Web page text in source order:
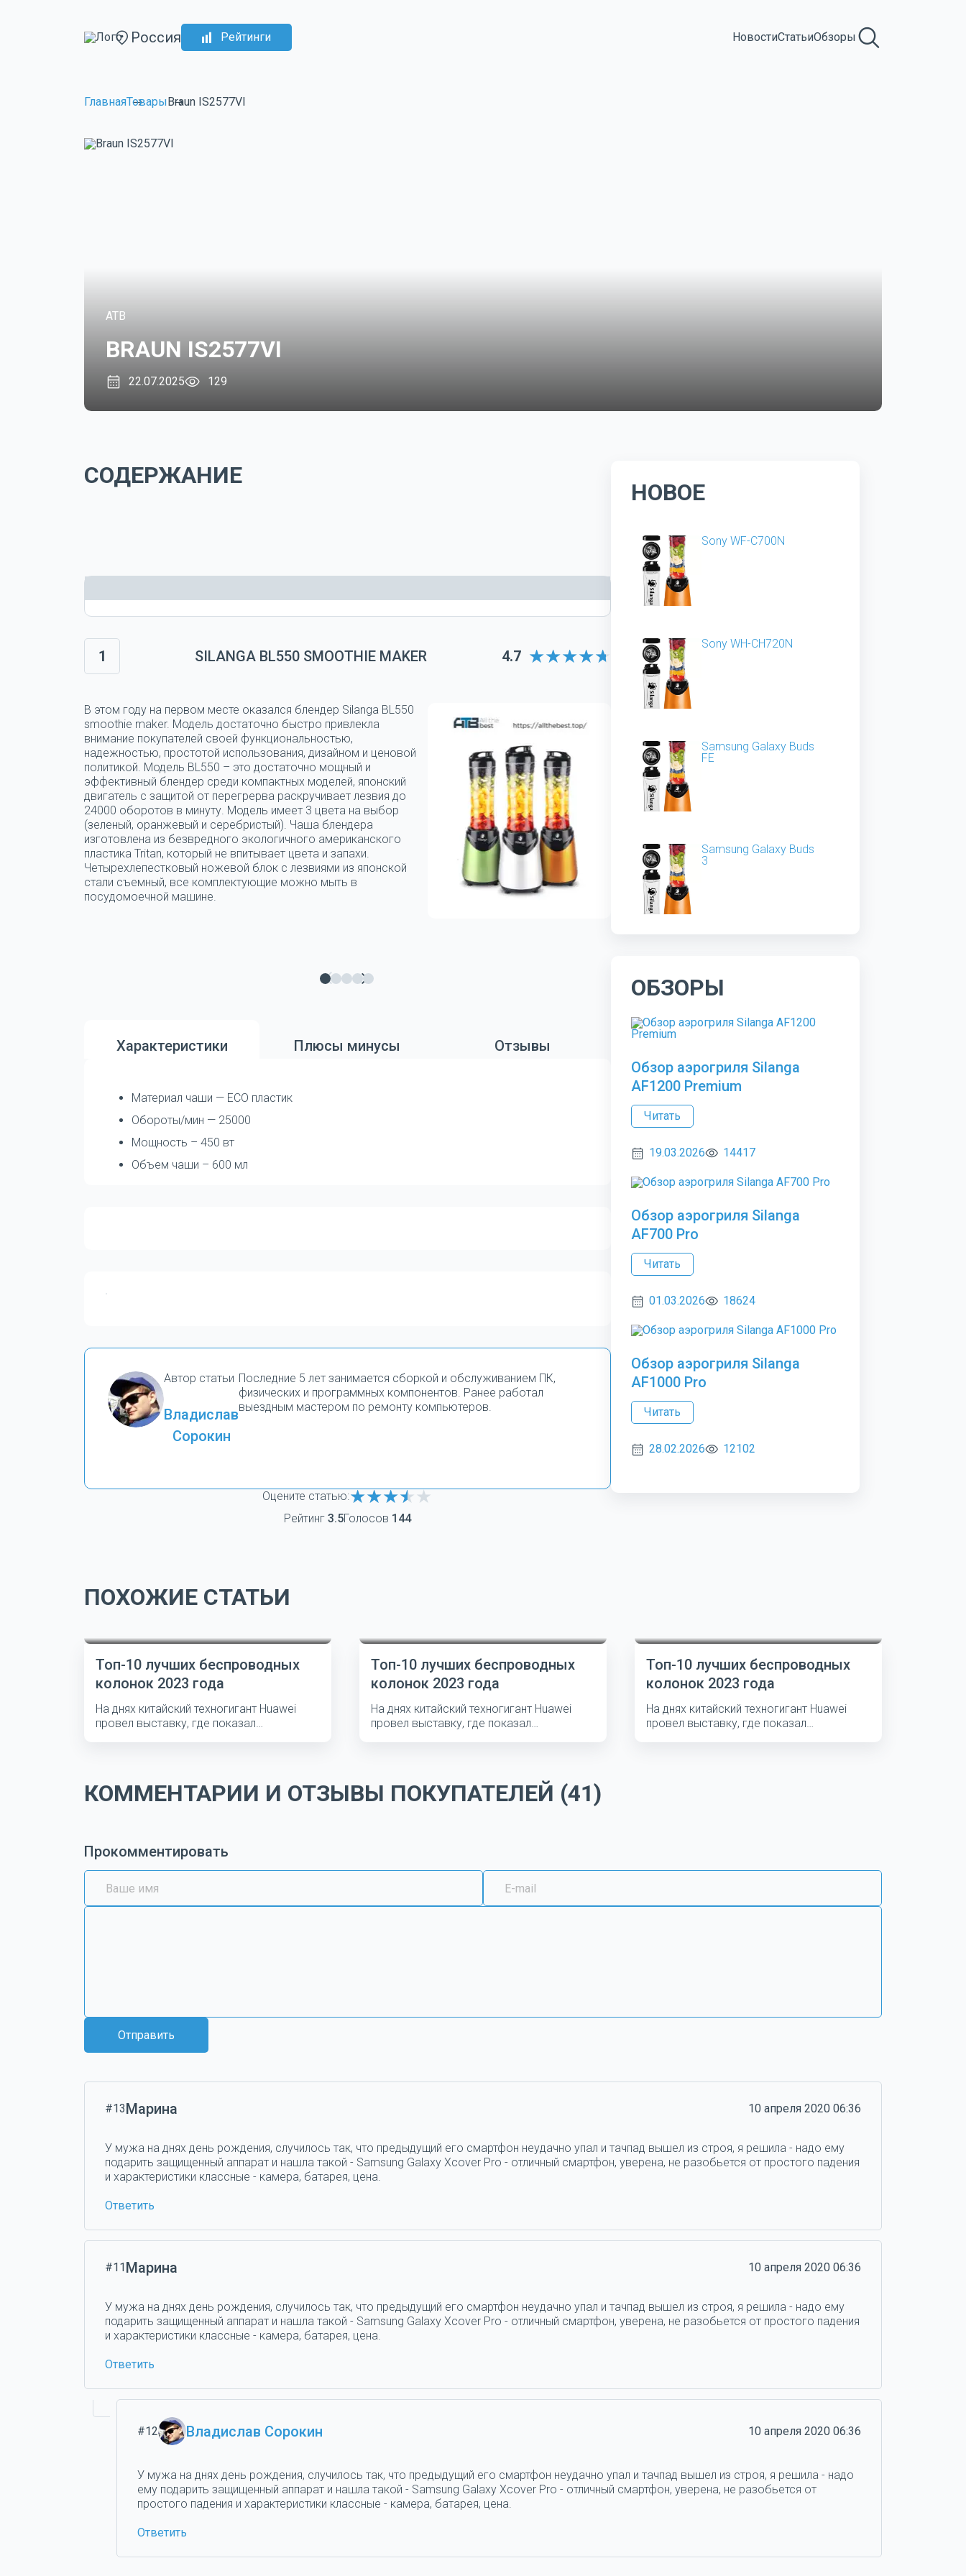
Россия Рейтинги НовостиСтатьиОбзоры
ГлавнаяТоварыBraun IS2577VI
ATB
BRAUN IS2577VI
22.07.2025 129
СОДЕРЖАНИЕ
1 SILANGA BL550 SMOOTHIE MAKER 4.7
В этом году на первом месте оказался блендер Silanga BL550
smoothie maker. Модель достаточно быстро привлекла
внимание покупателей своей функциональностью,
надежностью, простотой использования, дизайном и ценовой
политикой. Модель BL550 – это достаточно мощный и
эффективный блендер среди компактных моделей, японский
двигатель с защитой от перегрерва раскручивает лезвия до
24000 оборотов в минуту. Модель имеет 3 цвета на выбор
(зеленый, оранжевый и серебристый). Чаша блендера
изготовлена из безвредного экологичного американского
пластика Tritan, который не впитывает цвета и запахи.
Четырехлепестковый ножевой блок с лезвиями из японской
стали съемный, все комплектующие можно мыть в
посудомоечной машине.
Характеристики Плюсы минусы Отзывы
Материал чаши — ECO пластик
Обороты/мин — 25000
Мощность – 450 вт
Объем чаши – 600 мл
Автор статьи
Владислав
Сорокин
Последние 5 лет занимается сборкой и обслуживанием ПК,
физических и программных компонентов. Ранее работал
выездным мастером по ремонту компьютеров.
Оцените статью:
Рейтинг 3.5Голосов 144
НОВОЕ
Sony WF-C700N
Sony WH-CH720N
Samsung Galaxy Buds
FE
Samsung Galaxy Buds
3
ОБЗОРЫ
Обзор аэрогриля Silanga
AF1200 Premium
Читать
19.03.2026 14417
Обзор аэрогриля Silanga
AF700 Pro
Читать
01.03.2026 18624
Обзор аэрогриля Silanga
AF1000 Pro
Читать
28.02.2026 12102
ПОХОЖИЕ СТАТЬИ
Топ-10 лучших беспроводных
колонок 2023 года
На днях китайский техногигант Huawei
провел выставку, где показал
Топ-10 лучших беспроводных
колонок 2023 года
На днях китайский техногигант Huawei
провел выставку, где показал
Топ-10 лучших беспроводных
колонок 2023 года
На днях китайский техногигант Huawei
провел выставку, где показал
КОММЕНТАРИИ И ОТЗЫВЫ ПОКУПАТЕЛЕЙ (41)
Прокомментировать
Отправить
#13Марина 10 апреля 2020 06:36
У мужа на днях день рождения, случилось так, что предыдущий его смартфон неудачно упал и тачпад вышел из строя, я решила - надо ему
подарить защищенный аппарат и нашла такой - Samsung Galaxy Xcover Pro - отличный смартфон, уверена, не разобьется от простого падения
и характеристики классные - камера, батарея, цена.
Ответить
#11Марина 10 апреля 2020 06:36
У мужа на днях день рождения, случилось так, что предыдущий его смартфон неудачно упал и тачпад вышел из строя, я решила - надо ему
подарить защищенный аппарат и нашла такой - Samsung Galaxy Xcover Pro - отличный смартфон, уверена, не разобьется от простого падения
и характеристики классные - камера, батарея, цена.
Ответить
#12 Владислав Сорокин 10 апреля 2020 06:36
У мужа на днях день рождения, случилось так, что предыдущий его смартфон неудачно упал и тачпад вышел из строя, я решила - надо
ему подарить защищенный аппарат и нашла такой - Samsung Galaxy Xcover Pro - отличный смартфон, уверена, не разобьется от
простого падения и характеристики классные - камера, батарея, цена.
Ответить